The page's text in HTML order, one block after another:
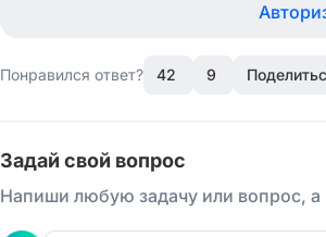
Понравился ответ? 42 9
Задай свой вопрос
Напиши любую задачу или вопрос, а